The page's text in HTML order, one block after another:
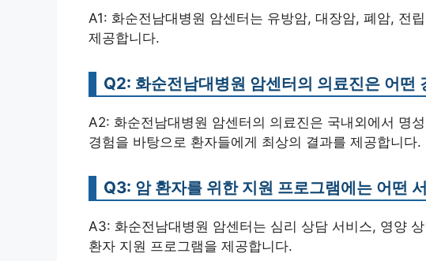
A1: 화순전남대병원 암센터는 유방암, 대장암, 폐암, 전
제공합니다.
Q2: 화순전남대병원 암센터의 의료진은 어떤
A2: 화순전남대병원 암센터의 의료진은 국내외에서 명
경험을 바탕으로 환자들에게 최상의 결과를 제공합니다.
Q3: 암 환자를 위한 지원 프로그램에는 어떤
A3: 화순전남대병원 암센터는 심리 상담 서비스, 영양
환자 지원 프로그램을 제공합니다.